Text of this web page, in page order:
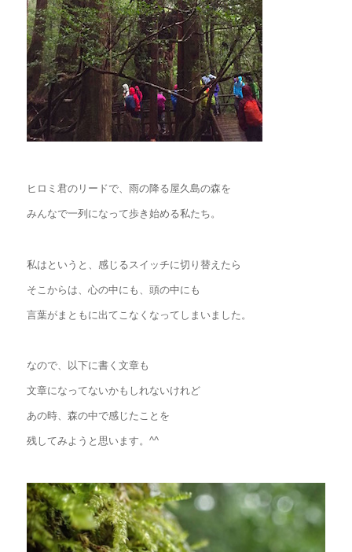
ヒロミ君のリードで、雨の降る屋久島の森を
みんなで一列になって歩き始める私たち。
私はというと、感じるスイッチに切り替えたら
そこからは、心の中にも、頭の中にも
言葉がまともに出てこなくなってしまいました。
なので、以下に書く文章も
文章になってないかもしれないけれど
あの時、森の中で感じたことを
残してみようと思います。^^